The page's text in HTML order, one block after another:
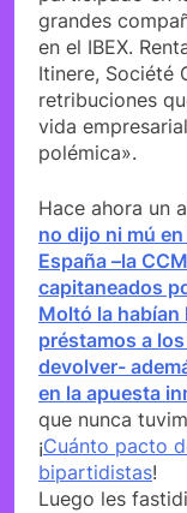
grandes
en el IBEX.
Itinere, Société
retribuciones
vida
polémica».
Hace ahora un
no dijo ni mú
España –la
capitaneados
Moltó la habían
préstamos a
devolver-
en la apuesta
que nunca
¡Cuánto pacto
bipartidistas!
Luego les